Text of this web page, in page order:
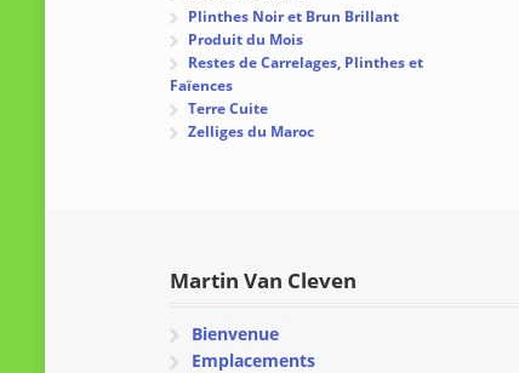
Plinthes Noir et Brun Brillant
Produit du Mois
Restes de Carrelages, Plinthes et
Faïences
Terre Cuite
Zelliges du Maroc
Martin Van Cleven
Bienvenue
Emplacements